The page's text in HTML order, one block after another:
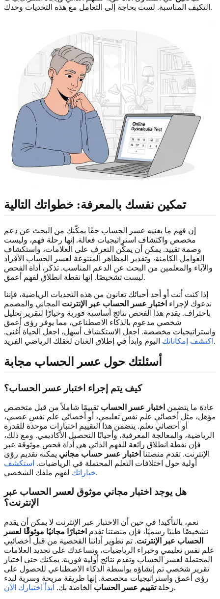
التكيف المناسبة. لست بحاجة إلى التعامل مع هذه التحديات وحدك.
تمكين نفسك بالمعرفة: خطواتك التالية
إن فهم ما يعنيه عسر الحساب حقًا يمكّنك من البحث عن دعم
مخصص واكتشاف استراتيجيات فعالة. إنها رحلة فهم، وليست
وصمة تقييد. يمكن أن يمكّن التعرف على العلامات، واستكشاف
العوامل الكامنة، وتقدير المظاهر المتنوعة لعسر الحساب الأفراد
والآباء والمعلمين من البحث عن الدعم المناسب. تذكر، أداة الفحص
ليست تشخيصًا. إنها نقطة انطلاق لفهم أعمق.
إذا كنت أنت أو أحد أحبائك تعانون من هذه التحديات الرياضية، فإننا
ندعوك لإجراء اختبار عسر الحساب عبر الإنترنت المجاني والمصمم
باحتراف. يقدم هذا الفحص نتائج أساسية فورية وخيارًا لتقرير تحليل
شخصي مدعوم بالذكاء الاصطناعي، مما يوفر رؤى أعمق
واستراتيجيات مخصصة. اجعل الاستكشاف أسهل، اجعل الحياة أغنى.
اكتشف إمكاناتك اليوم وابدأ في إطلاق العنان لعقلك الرياضي الفريد.
أسئلتك حول عسر الحساب مجابة
كيف يتم إجراء اختبار عسر الحساب؟
عادة ما يتضمن اختبار عسر الحساب تقييمًا شاملاً من قبل متخصص
مؤهل، مثل أخصائي علم نفس تعليمي، أو أخصائي علم نفس عصبي،
أو أخصائي تعلم. يتضمن هذا التقييم اختبارات موحدة للقدرة
الرياضية، والمعالجة المعرفية، وأحيانًا التحصيل الأكاديمي. ومع ذلك،
فإن نقطة انطلاق رائعة للفهم الذاتي هي أداة فحص موثوقة عبر
الإنترنت. تقدم منصتنا اختبار عسر حساب مجاني يمكنه تقديم رؤى
أولية حول اختلافات التعلم المحتملة في الرياضيات. استكشف
خياراتكلفهم ملفك الشخصي.
هل يوجد اختبار مجاني موثوق لعسر الحساب عبر
الإنترنت؟
نعم، بالتأكيد! في حين أن الاختبار عبر الإنترنت لا يمكن أن يقدم
تشخيصًا طبيًا رسميًا، فإن منصتنا تقدم اختبارًا مجانيًا موثوقًا لعسر
الحساب عبر الإنترنت. تم تطوير أداتنا الفحصية من قبل أخصائيي
علم نفس تعليمي وخبراء الرياضيات، وتساعدك على تحديد العلامات
المحتملة لعسر الحساب وتقدم نتائج أولية فورية. يمكنك حتى اختيار
تقرير شخصي تم إنشاؤه بواسطة الذكاء الاصطناعي للحصول على
رؤى أعمق واستراتيجيات مخصصة. إنها طريقة مريحة وسرية لبدء
رحلةتقييم عسر الحساب الخاصة بك. ابدأ اختبارك الآن .